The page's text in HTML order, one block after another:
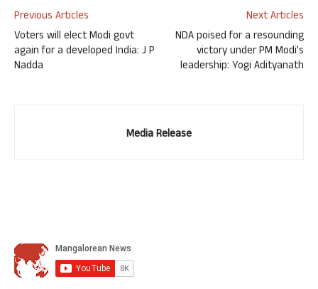
Previous Articles
Voters will elect Modi govt
again for a developed India: J P
Nadda
Next Articles
NDA poised for a resounding
victory under PM Modi’s
leadership: Yogi Adityanath
Media Release